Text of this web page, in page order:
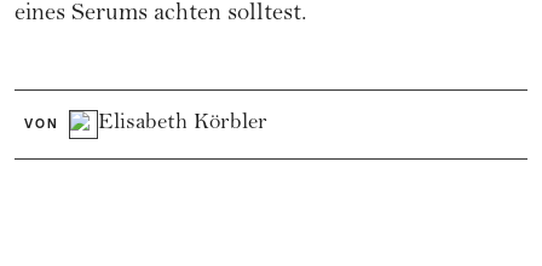
eines Serums achten solltest.
VON Elisabeth Körbler